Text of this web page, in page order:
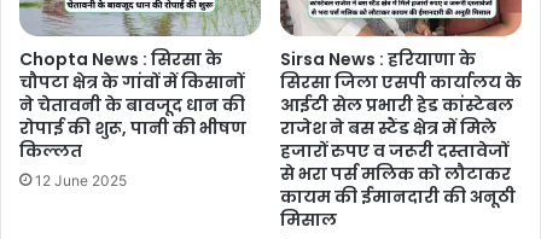
Chopta News : सिरसा के
चौपटा क्षेत्र के गांवों में किसानों
ने चेतावनी के बावजूद धान की
रोपाई की शुरू, पानी की भीषण
किल्लत
12 June 2025
Sirsa News : हरियाणा के
सिरसा जिला एसपी कार्यालय के
आईटी सेल प्रभारी हेड कांस्टेबल
राजेश ने बस स्टैंड क्षेत्र में मिले
हजारों रुपए व जरूरी दस्तावेजों
से भरा पर्स मलिक को लौटाकर
कायम की ईमानदारी की अनूठी
मिसाल